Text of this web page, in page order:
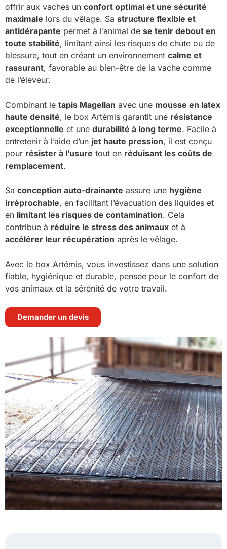
offrir aux vaches un confort optimal et une sécurité
maximale lors du vêlage. Sa structure flexible et
antidérapante permet à l’animal de se tenir debout en
toute stabilité, limitant ainsi les risques de chute ou de
blessure, tout en créant un environnement calme et
rassurant, favorable au bien-être de la vache comme
de l’éleveur.
Combinant le tapis Magellan avec une mousse en latex
haute densité, le box Artémis garantit une résistance
exceptionnelle et une durabilité à long terme. Facile à
entretenir à l’aide d’un jet haute pression, il est conçu
pour résister à l’usure tout en réduisant les coûts de
remplacement.
Sa conception auto-drainante assure une hygiène
irréprochable, en facilitant l’évacuation des liquides et
en limitant les risques de contamination. Cela
contribue à réduire le stress des animaux et à
accélérer leur récupération après le vêlage.
Avec le box Artémis, vous investissez dans une solution
fiable, hygiénique et durable, pensée pour le confort de
vos animaux et la sérénité de votre travail.
Demander un devis